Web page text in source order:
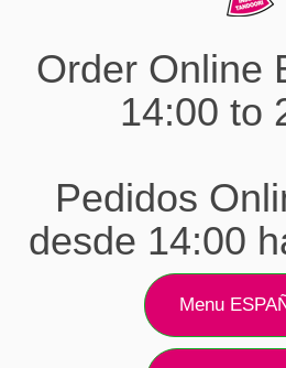
Order Online
14:00 to
Pedidos
desde 14:00
Menu